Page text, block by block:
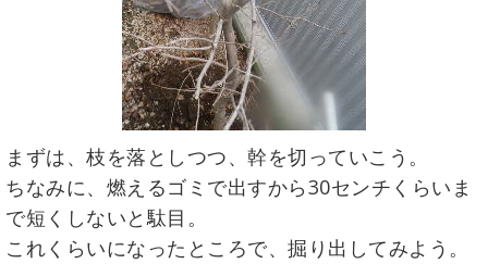
まずは、枝を落としつつ、幹を切っていこう。
ちなみに、燃えるゴミで出すから30センチくらいま
で短くしないと駄目。
これくらいになったところで、掘り出してみよう。